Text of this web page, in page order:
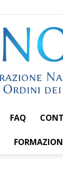
Federazione
FAQ